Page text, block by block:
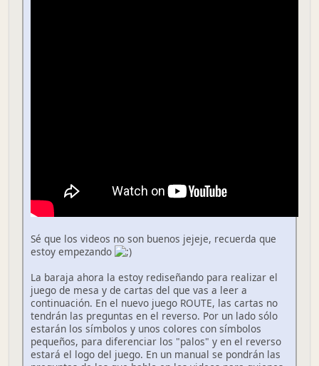
Sé que los videos no son buenos jejeje, recuerda que
estoy empezando
La baraja ahora la estoy rediseñando para realizar el
juego de mesa y de cartas del que vas a leer a
continuación. En el nuevo juego ROUTE, las cartas no
tendrán las preguntas en el reverso. Por un lado sólo
estarán los símbolos y unos colores con símbolos
pequeños, para diferenciar los "palos" y en el reverso
estará el logo del juego. En un manual se pondrán las